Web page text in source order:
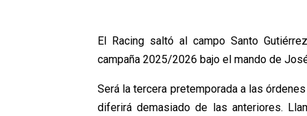
El Racing saltó al campo Santo
campaña 2025/2026 bajo el mando de
Será la tercera pretemporada a las
diferirá demasiado de las anteriores.